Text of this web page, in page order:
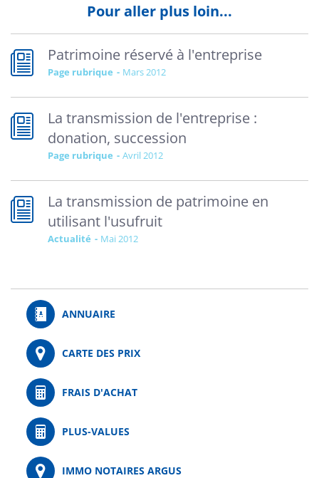
Pour aller plus loin...
Patrimoine réservé à l'entreprise
Page rubrique mars 2012
La transmission de l'entreprise :
donation, succession
Page rubrique avril 2012
La transmission de patrimoine en
utilisant l'usufruit
Actualité mai 2012
ANNUAIRE
CARTE DES PRIX
FRAIS D'ACHAT
PLUS-VALUES
IMMO NOTAIRES ARGUS